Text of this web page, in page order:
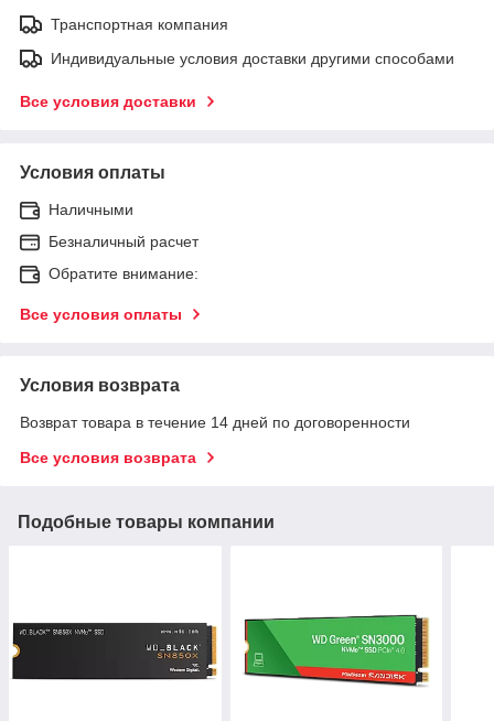
Транспортная компания
Индивидуальные условия доставки другими способами
Все условия доставки
Условия оплаты
Наличными
Безналичный расчет
Обратите внимание:
Все условия оплаты
Условия возврата
Возврат товара в течение 14 дней по договоренности
Все условия возврата
Подобные товары компании